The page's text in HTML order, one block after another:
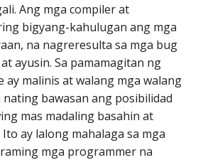
Ang mga compiler at
bigyang-kahulugan ang mga
na nagreresulta sa mga bug
ayusin. Sa pamamagitan ng
ay malinis at walang mga walang
bawasan ang posibilidad
mas madaling basahin at
ay lalong mahalaga sa mga
mga programmer na